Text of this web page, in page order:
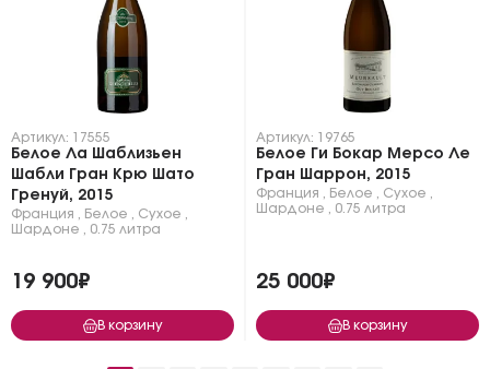
Артикул: 17555
Белое Ла Шаблизьен
Шабли Гран Крю Шато
Гренуй, 2015
Франция Белое Сухое
Шардоне
0.75 литра
19 900₽
В корзину
Артикул: 19765
Белое Ги Бокар Мерсо Ле
Гран Шаррон, 2015
Франция Белое Сухое
Шардоне
0.75 литра
25 000₽
В корзину